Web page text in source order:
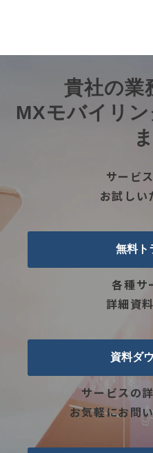
貴社の業
MXモバイリ
サービ
お試しい
無料ト
各種サ
詳細資
資料ダ
サービスの
お気軽にお問